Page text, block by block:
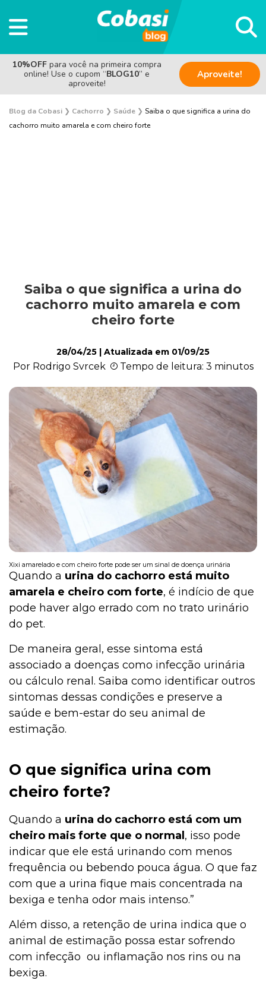
10%OFF para você na primeira compra
online! Use o cupom “BLOG10” e
aproveite!
Aproveite!
Blog da Cobasi ❯ Cachorro ❯ Saúde ❯ Saiba o que significa a urina do
cachorro muito amarela e com cheiro forte
Alimentação
Filhotes
Higiene
Saúde
Saiba o que significa a urina do
cachorro muito amarela e com
cheiro forte
28/04/25 | Atualizada em 01/09/25
Por Rodrigo Svrcek Tempo de leitura: 3 minutos
Xixi amarelado e com cheiro forte pode ser um sinal de doença urinária
Quando a urina do cachorro está muito
amarela e cheiro com forte, é indício de que
pode haver algo errado com no trato urinário
do pet.
De maneira geral, esse sintoma está
associado a doenças como infecção urinária
ou cálculo renal. Saiba como identificar outros
sintomas dessas condições e preserve a
saúde e bem-estar do seu animal de
estimação.
O que significa urina com
cheiro forte?
Quando a urina do cachorro está com um
cheiro mais forte que o normal , isso pode
indicar que ele está urinando com menos
frequência ou bebendo pouca água. O que faz
com que a urina fique mais concentrada na
bexiga e tenha odor mais intenso.”
Além disso, a retenção de urina indica que o
animal de estimação possa estar sofrendo
com infecção ou inflamação nos rins ou na
bexiga.